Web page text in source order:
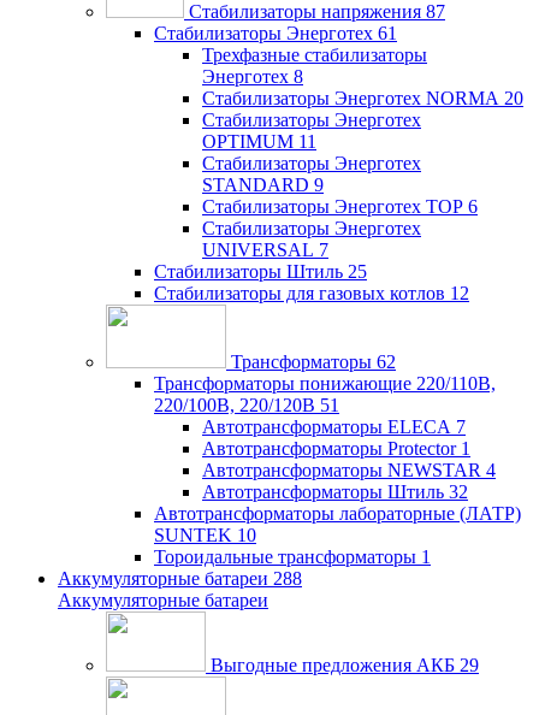
Стабилизаторы напряжения 87
Стабилизаторы Энерготех 61
Трехфазные стабилизаторы
Энерготех 8
Стабилизаторы Энерготех NORMA 20
Стабилизаторы Энерготех
OPTIMUM 11
Стабилизаторы Энерготех
STANDARD 9
Стабилизаторы Энерготех TOP 6
Стабилизаторы Энерготех
UNIVERSAL 7
Стабилизаторы Штиль 25
Стабилизаторы для газовых котлов 12
Трансформаторы 62
Трансформаторы понижающие 220/110В,
220/100В, 220/120В 51
Автотрансформаторы ELECA 7
Автотрансформаторы Protector 1
Автотрансформаторы NEWSTAR 4
Автотрансформаторы Штиль 32
Автотрансформаторы лабораторные (ЛАТР)
SUNTEK 10
Тороидальные трансформаторы 1
Аккумуляторные батареи 288
Аккумуляторные батареи
Выгодные предложения АКБ 29